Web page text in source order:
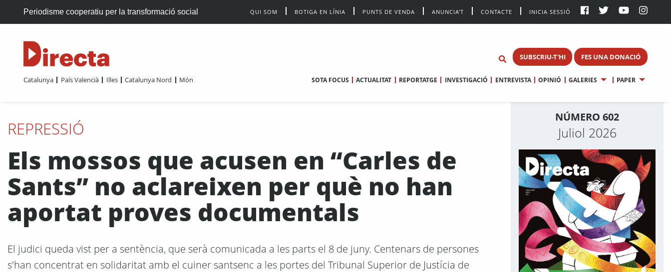
Periodisme cooperatiu per la transformació social QUI SOM BOTIGA EN LÍNIA PUNTS DE VENDA ANUNCIA’T CONTACTE INICIA SESSIÓ
SUBSCRIU-T'HI FES UNA DONACIÓ
Catalunya País Valencià Illes Catalunya Nord Món SOTA FOCUS ACTUALITAT REPORTATGE INVESTIGACIÓ ENTREVISTA OPINIÓ GALERIES PAPER
REPRESSIÓ
Els mossos que acusen en “Carles de
Sants” no aclareixen per què no han
aportat proves documentals
El judici queda vist per a sentència, que serà comunicada a les parts el 8 de juny. Centenars de persones
s'han concentrat en solidaritat amb el cuiner santsenc a les portes del Tribunal Superior de Justícia de
NÚMERO 602
Juliol 2026